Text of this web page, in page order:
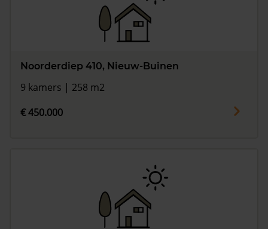
Noorderdiep 410, Nieuw-Buinen
9 kamers | 258 m2
€ 450.000